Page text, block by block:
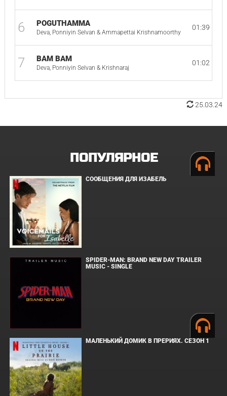
6 POGUTHAMMA
Deva, Ponniyin Selvan & Ammapettai Krishnamoorthy
01:39
7 BAM BAM
Deva, Ponniyin Selvan & Krishnaraj
01:02
25.03.24
ПОПУЛЯРНОЕ
СООБЩЕНИЯ ДЛЯ ИЗАБЕЛЬ
SPIDER-MAN: BRAND NEW DAY TRAILER
MUSIC - SINGLE
МАЛЕНЬКИЙ ДОМИК В ПРЕРИЯХ. СЕЗОН 1